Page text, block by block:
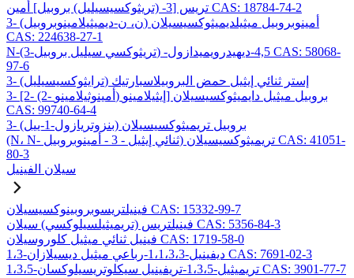
تريس [3- (تريثوكسيسيليل) بروبيل] أمين CAS: 18784-74-2
3- (ن، ن-ديميثيلامينوبروبيل) أمينوبروبيل ميثيلديميثوكسيسيلان
CAS: 224638-27-1
N-(3-تريثوكسي سيليل بروبيل) -4,5-ديهيدرويميدازول CAS: 58068-
97-6
3- (ترايثوكسيسيليل) إستر ثنائي إيثيل حمض البروبيلاسبارتيك
3- [2- (2- أمينوثيلامينو) إيثيلامينو] بروبيل ميثيل دايميثوكسيسيلان
CAS: 99740-64-4
3- (بنزوتريازول-1-ييل) بروبيل تريميثوكسيسيلان
(N، N- ثنائي إيثيل - 3 - أمينوبروبيل) تريميثوكسيسيلان CAS: 41051-
80-3
سيلان الفينيل
فينيلتريسوبروبينوكسيسيلان CAS: 15332-99-7
فينيلتريس (تريميثيلسيلوكسي) سيلان CAS: 5356-84-3
فينيل ثنائي ميثيل كلوروسيلان CAS: 1719-58-0
1،3-ديفينيل-1،1،3،3-رباعي ميثيل ديسيلازان CAS: 7691-02-3
1،3،5-تريميثيل-1،3،5-تريفينيل سيكلوتريسيلوكسان CAS: 3901-77-7